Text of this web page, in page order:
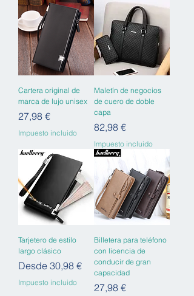
Cartera original de
marca de lujo unisex
Precio
27,98 €
Impuesto incluido
Maletín de negocios
de cuero de doble
capa
Precio
82,98 €
Impuesto incluido
Tarjetero de estilo
largo clásico
Desde 30,98 €
Precio de oferta
Impuesto incluido
Billetera para teléfono
con licencia de
conducir de gran
capacidad
Precio
27,98 €